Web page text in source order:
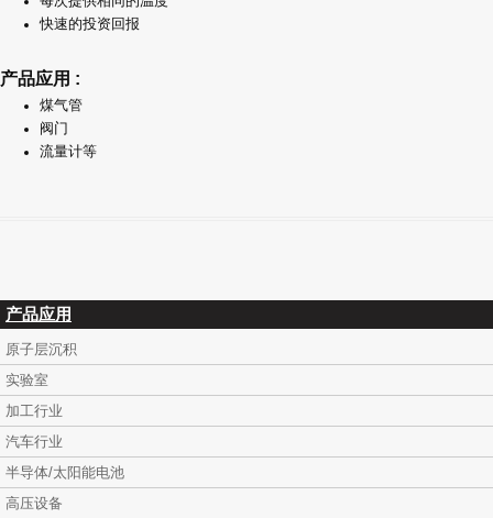
快速的投资回报
产品应用 :
煤气管
阀门
流量计等
产品应用
原子层沉积
实验室
加工行业
汽车行业
半导体/太阳能电池
高压设备